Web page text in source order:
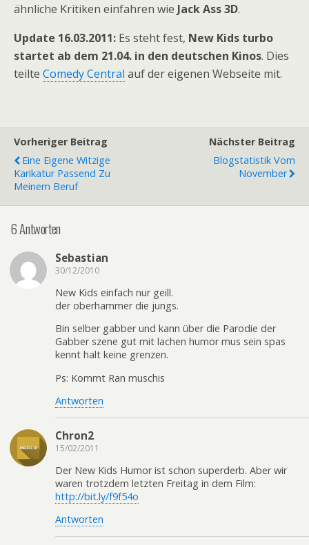
ähnliche Kritiken einfahren wie Jack Ass 3D.
Update 16.03.2011: Es steht fest, New Kids turbo
startet ab dem 21.04. in den deutschen Kinos. Dies
teilte Comedy Central auf der eigenen Webseite mit.
Vorheriger Beitrag
Eine Eigene Witzige
Karikatur Passend Zu
Meinem Beruf
Nächster Beitrag
Blogstatistik Vom
November
6 Antworten
Sebastian
30/12/2010
New Kids einfach nur geill.
der oberhammer die jungs.
Bin selber gabber und kann über die Parodie der
Gabber szene gut mit lachen humor mus sein spas
kennt halt keine grenzen.
Ps: Kommt Ran muschis
Antworten
Chron2
15/02/2011
Der New Kids Humor ist schon superderb. Aber wir
waren trotzdem letzten Freitag in dem Film:
http://bit.ly/f9f54o
Antworten